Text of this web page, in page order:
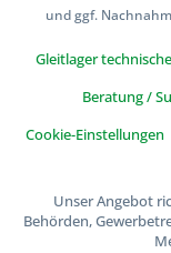
und ggf.
Gleitlager
Beratung /
Cookie-Einstellungen
Unser Angebot
Behörden,